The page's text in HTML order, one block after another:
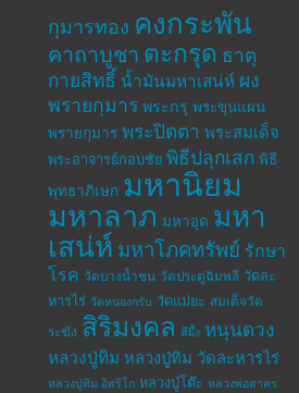
กุมารทอง คงกระพัน
คาถาบูชา ตะกรุด ธาตุ
กายสิทธิ์ น้ำมันมหาเสน่ห์ ผง
พรายกุมาร พระกรุ พระขุนแผน
พรายกุมาร พระปิดตา พระสมเด็จ
พระอาจารย์กอบชัย พิธีปลุกเสก พิธี
พุทธาภิเษก มหานิยม
มหาลาภ มหาอุด มหา
เสน่ห์ มหาโภคทรัพย์ รักษา
โรค วัดบางน้ำชน วัดประดู่ฉิมพลี วัดละ
หารไร่ วัดหนองกรับ วัดแม่ยะ สมเด็จวัด
ระฆัง สิริมงคล สีผึ้ง หนุนดวง
หลวงปู่ทิม หลวงปู่ทิม วัดละหารไร่
หลวงปู่ทิม อิสริโก หลวงปู่โต๊ะ หลวงพ่อสาคร